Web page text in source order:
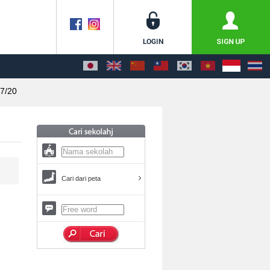
20
Cari dari peta